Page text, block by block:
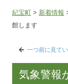
紀宝町 > 新着情報
館します
一つ前に見て
気象警報